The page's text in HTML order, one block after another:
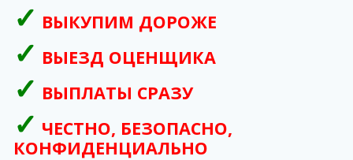
ВЫКУПИМ ДОРОЖЕ
ВЫЕЗД ОЦЕНЩИКА
ВЫПЛАТЫ СРАЗУ
ЧЕСТНО, БЕЗОПАСНО,
КОНФИДЕНЦИАЛЬНО